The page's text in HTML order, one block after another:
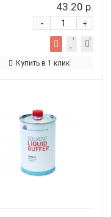
43.20 р.
+
-
Купить в 1 клик